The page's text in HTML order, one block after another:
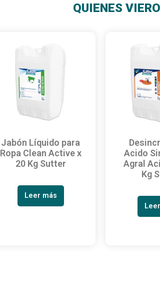
QUIENES
Jabón Líquido para
Ropa Clean Active x
20 Kg Sutter
Leer más
Acido
Agral
Kg